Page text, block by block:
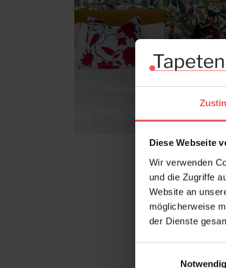
Diese Webseite
Wir verwenden
und die Zugriffe
Website an
möglicherweise
der Dienste
Notwendig